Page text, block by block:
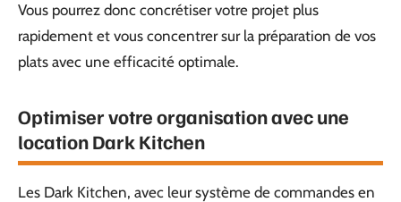
Vous pourrez donc concrétiser votre projet plus
rapidement et vous concentrer sur la préparation de vos
plats avec une efficacité optimale.
Optimiser votre organisation avec une
location Dark Kitchen
Les Dark Kitchen, avec leur système de commandes en